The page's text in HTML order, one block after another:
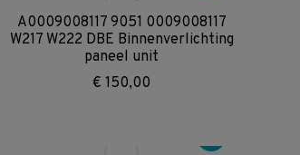
A0009008117 9051 0009008117
W217 W222 DBE Binnenverlichting
paneel unit
€ 150,00